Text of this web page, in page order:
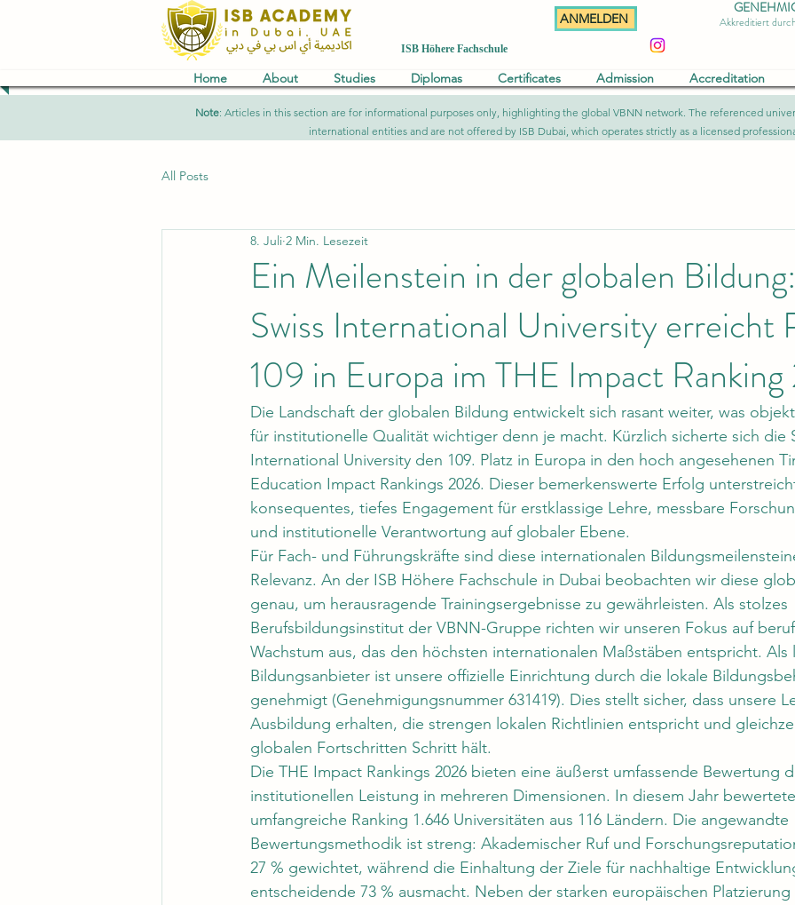
ANMELDEN
ISB Höhere Fachschule
Akkreditiert
Home About Studies Diplomas Certificates Admission Accreditation
Note: Articles in this section are for informational purposes only, highlighting the global VBNN network. The referenced
international entities and are not offered by ISB Dubai, which operates strictly as a licensed
All Posts
Ein Meilenstein in der globalen
Swiss International University erreicht
109 in Europa im THE Impact
8. Juli 2 Min. Lesezeit
Die Landschaft der globalen Bildung entwickelt sich rasant weiter, was
für institutionelle Qualität wichtiger denn je macht. Kürzlich sicherte sich die
International University den 109. Platz in Europa in den hoch angesehenen
Education Impact Rankings 2026. Dieser bemerkenswerte Erfolg
konsequentes, tiefes Engagement für erstklassige Lehre, messbare
und institutionelle Verantwortung auf globaler Ebene.
Für Fach- und Führungskräfte sind diese internationalen
Relevanz. An der ISB Höhere Fachschule in Dubai beobachten wir diese
genau, um herausragende Trainingsergebnisse zu gewährleisten. Als stolzes
Berufsbildungsinstitut der VBNN-Gruppe richten wir unseren Fokus auf
Wachstum aus, das den höchsten internationalen Maßstäben entspricht.
Bildungsanbieter ist unsere offizielle Einrichtung durch die lokale
genehmigt (Genehmigungsnummer 631419). Dies stellt sicher, dass unsere
Ausbildung erhalten, die strengen lokalen Richtlinien entspricht und
globalen Fortschritten Schritt hält.
Die THE Impact Rankings 2026 bieten eine äußerst umfassende Bewertung
institutionellen Leistung in mehreren Dimensionen. In diesem Jahr
umfangreiche Ranking 1.646 Universitäten aus 116 Ländern. Die angewandte
Bewertungsmethodik ist streng: Akademischer Ruf und
27 % gewichtet, während die Einhaltung der Ziele für nachhaltige
entscheidende 73 % ausmacht. Neben der starken europäischen